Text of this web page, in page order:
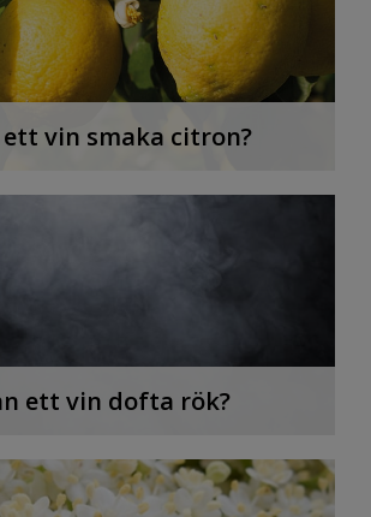
ett vin smaka citron?
ett vin dofta rök?